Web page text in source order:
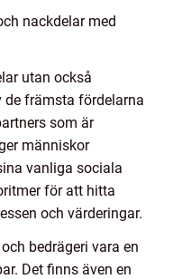
nackdelar med
utan också
de främsta fördelarna
som är
människor
vanliga sociala
för att hitta
och värderingar.
bedrägeri vara en
Det finns även en